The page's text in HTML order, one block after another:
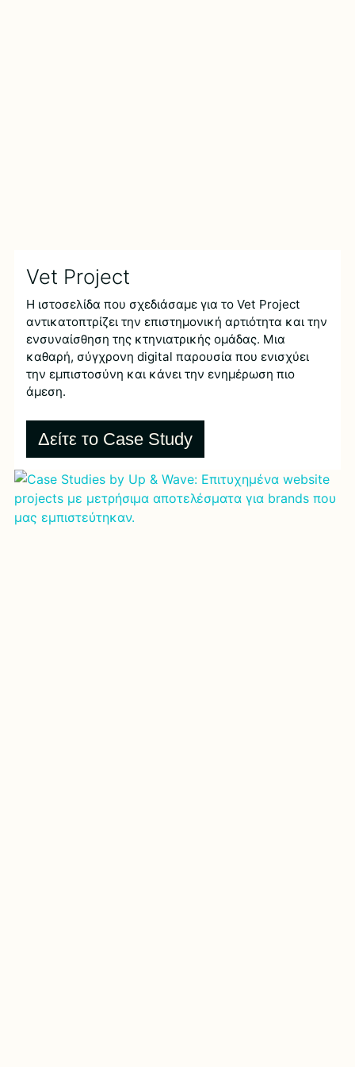
Vet Project
Η ιστοσελίδα που σχεδιάσαμε για το Vet Project
αντικατοπτρίζει την επιστημονική αρτιότητα και την
ενσυναίσθηση της κτηνιατρικής ομάδας. Μια
καθαρή, σύγχρονη digital παρουσία που ενισχύει
την εμπιστοσύνη και κάνει την ενημέρωση πιο
άμεση.
Δείτε το Case Study